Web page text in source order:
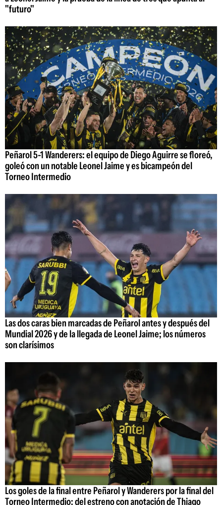
"futuro"
Peñarol 5-1 Wanderers: el equipo de Diego Aguirre se floreó,
goleó con un notable Leonel Jaime y es bicampeón del
Torneo Intermedio
Las dos caras bien marcadas de Peñarol antes y después del
Mundial 2026 y de la llegada de Leonel Jaime; los números
son clarísimos
Los goles de la final entre Peñarol y Wanderers por la final del
Torneo Intermedio: del estreno con anotación de Thiago